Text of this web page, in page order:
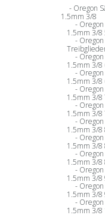
Oregon
1.5mm 3/8
1.5mm 3/8
1.5mm 3/8
1.5mm 3/8
1.5mm 3/8
1.5mm 3/8
1.5mm 3/8
1.5mm 3/8
1.5mm 3/8
1.5mm 3/8
1.5mm 3/8
1.5mm 3/8